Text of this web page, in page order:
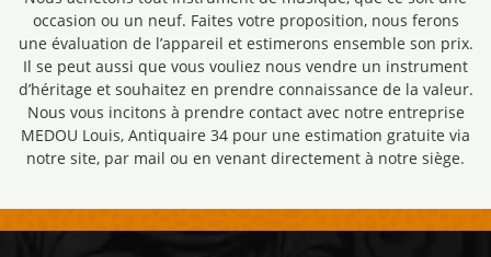
occasion ou un neuf. Faites votre proposition, nous ferons
une évaluation de l’appareil et estimerons ensemble son prix.
Il se peut aussi que vous vouliez nous vendre un instrument
d’héritage et souhaitez en prendre connaissance de la valeur.
Nous vous incitons à prendre contact avec notre entreprise
MEDOU Louis, Antiquaire 34 pour une estimation gratuite via
notre site, par mail ou en venant directement à notre siège.